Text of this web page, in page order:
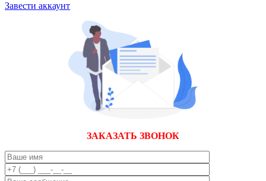
Завести аккаунт
ЗАКАЗАТЬ ЗВОНОК